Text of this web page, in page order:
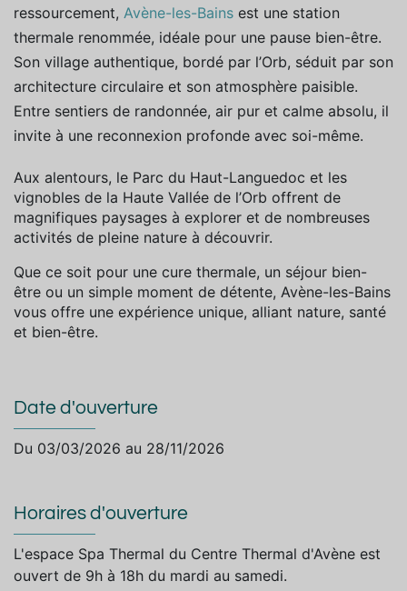
ressourcement, Avène-les-Bains est une station
thermale renommée, idéale pour une pause bien-être.
Son village authentique, bordé par l’Orb, séduit par son
architecture circulaire et son atmosphère paisible.
Entre sentiers de randonnée, air pur et calme absolu, il
invite à une reconnexion profonde avec soi-même.
Aux alentours, le Parc du Haut-Languedoc et les
vignobles de la Haute Vallée de l’Orb offrent de
magnifiques paysages à explorer et de nombreuses
activités de pleine nature à découvrir.
Que ce soit pour une cure thermale, un séjour bien-
être ou un simple moment de détente, Avène-les-Bains
vous offre une expérience unique, alliant nature, santé
et bien-être.
Date d'ouverture
Du 03/03/2026 au 28/11/2026
Horaires d'ouverture
L'espace Spa Thermal du Centre Thermal d'Avène est
ouvert de 9h à 18h du mardi au samedi.